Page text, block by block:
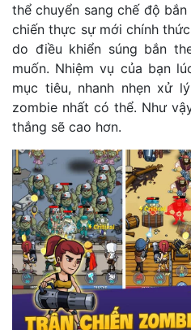
thể chuyển sang chế độ
chiến thực sự mới chính
do điều khiển súng bắn
muốn. Nhiệm vụ của bạn
mục tiêu, nhanh nhẹn xử
zombie nhất có thể. Như
thắng sẽ cao hơn.